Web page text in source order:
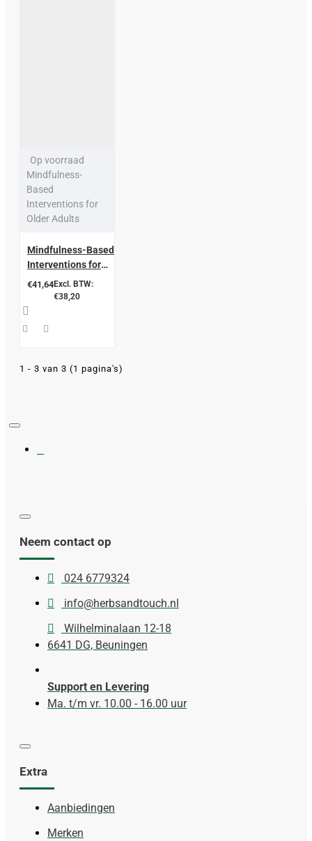
Op voorraad
Mindfulness-
Based
Interventions for
Older Adults
Mindfulness-Based
Interventions for
Older Adults
€41,64Excl. BTW:
€38,20
1 - 3 van 3 (1 pagina's)
Neem contact op
024 6779324
info@herbsandtouch.nl
Wilhelminalaan 12-18
6641 DG, Beuningen
Support en Levering
Ma. t/m vr. 10.00 - 16.00 uur
Extra
Aanbiedingen
Merken